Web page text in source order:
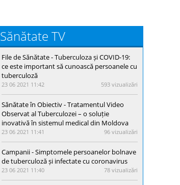
Sănătate TV
File de Sănătate - Тuberculoza și COVID-19:
ce este important să cunoască persoanele cu
tuberculoză
23 06 2021 11:42 593 vizualizări
Sănătate în Obiectiv - Tratamentul Video
Observat al Tuberculozei – o soluție
inovativă în sistemul medical din Moldova
23 06 2021 11:41 96 vizualizări
Campanii - Simptomele persoanelor bolnave
de tuberculoză și infectate cu coronavirus
23 06 2021 11:40 78 vizualizări